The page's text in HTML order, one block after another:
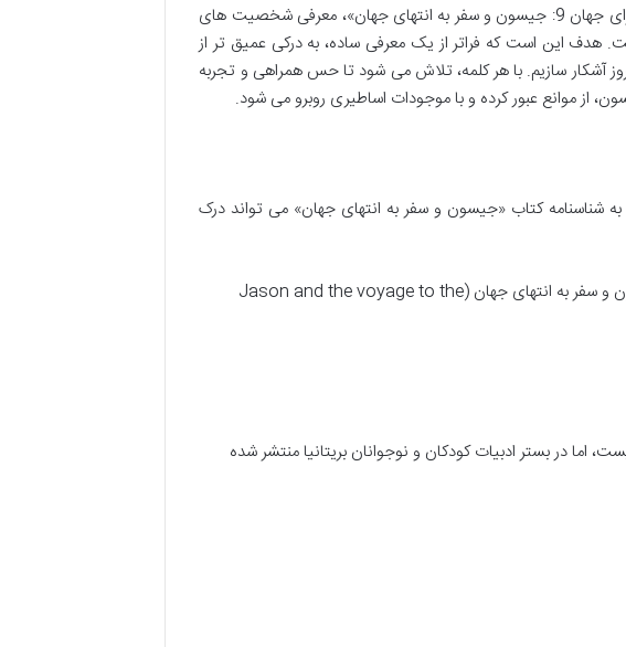
در این مقاله، به خلاصه ای جامع از کتاب «قصه های پرماجرای جهان 9: جیسون و سفر به انتهای جهان»، معرفی شخصیت های
هدف این است که فراتر از یک معرفی ساده، به درکی عمیق تر از
آشکار سازیم. با هر کلمه، تلاش می شود تا حس همراهی و تجربه
از موانع عبور کرده و با موجودات اساطیری روبرو می شود.
شناسنامه کتاب «جیسون و سفر به انتهای جهان» می تواند درک
قصه های پرماجرای جهان 9: جیسون و سفر به انتهای جهان (Jason and the voyage to the
اما در بستر ادبیات کودکان و نوجوانان بریتانیا منتشر شده